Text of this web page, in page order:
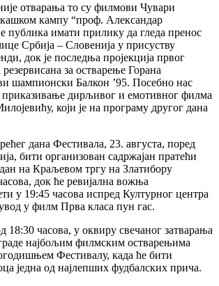
отварања то су филмови Чувари
кампу “проф. Александар
публика имати прилику да гледа пренос
Србија – Словенија у присуству
док је последња пројекција првог
за остварење Горана
шампионски Балкон ’95. Посебно нас
приказивање дирљивог и емотивног филма
који је на програму другог дана
дана Фестивала, 23. августа, поред
бити организован садржајан пратећи
на Краљевом тргу на Златибору
док ће ревијална вожња
у 19:45 часова испред Културног центра
у филм Прва класа пун гас.
18:30 часова, у оквиру свечаног затварања
најбољим филмским остварењима
Фестивалу, када ће бити
једна од најлепших фудбалских прича.